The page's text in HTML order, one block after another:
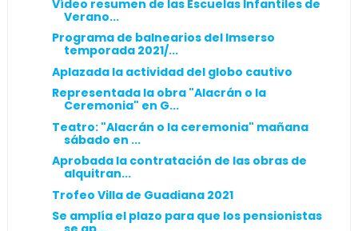
Vídeo resumen de las Escuelas Infantiles de
Verano...
Programa de balnearios del Imserso
temporada 2021/...
Aplazada la actividad del globo cautivo
Representada la obra "Alacrán o la
Ceremonia" en G...
Teatro: "Alacrán o la ceremonia" mañana
sábado en ...
Aprobada la contratación de las obras de
alquitran...
Trofeo Villa de Guadiana 2021
Se amplía el plazo para que los pensionistas